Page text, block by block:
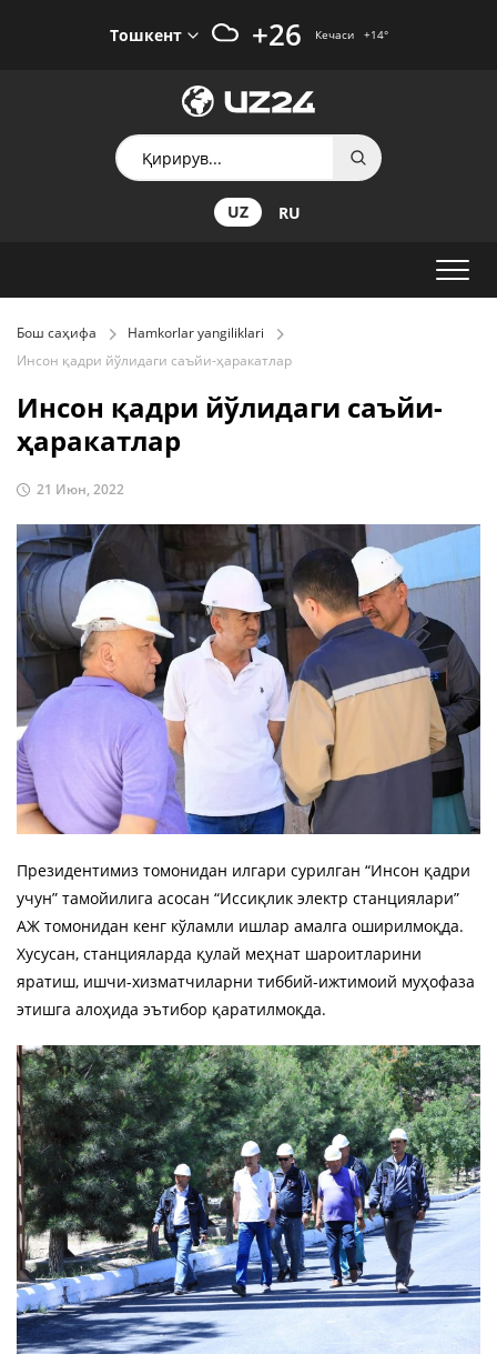
Тошкент +26 Кечаси +14°
UZ RU
Бош саҳифа
Hamkorlar yangiliklari
Инсон қадри йўлидаги саъйи-ҳаракатлар
Инсон қадри йўлидаги саъйи-
ҳаракатлар
21 Июн, 2022
Президентимиз томонидан илгари сурилган “Инсон қадри
учун” тамойилига асосан “Иссиқлик электр станциялари”
АЖ томонидан кенг кўламли ишлар амалга оширилмоқда.
Хусусан, станцияларда қулай меҳнат шароитларини
яратиш, ишчи-хизматчиларни тиббий-ижтимоий муҳофаза
этишга алоҳида эътибор қаратилмоқда.